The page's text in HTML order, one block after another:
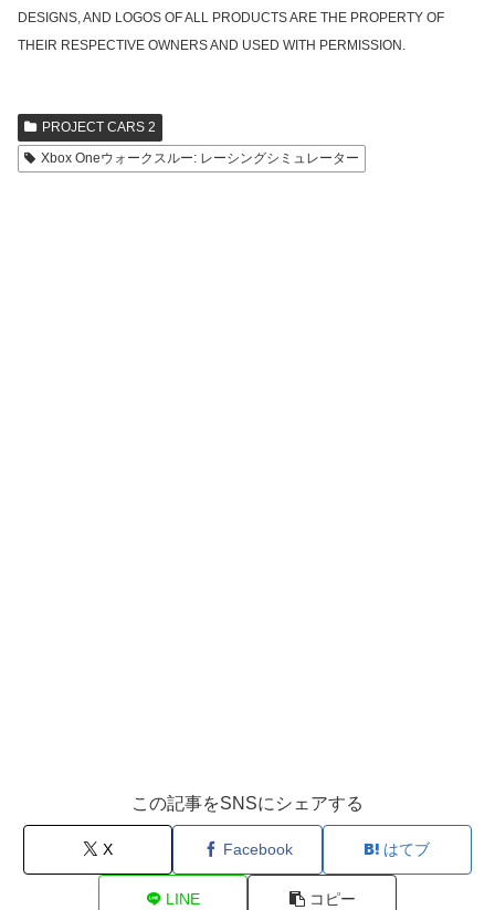
DESIGNS, AND LOGOS OF ALL PRODUCTS ARE THE PROPERTY OF
THEIR RESPECTIVE OWNERS AND USED WITH PERMISSION.
PROJECT CARS 2
Xbox Oneウォークスルー: レーシングシミュレーター
この記事をSNSにシェアする
X Facebook はてブ
LINE コピー